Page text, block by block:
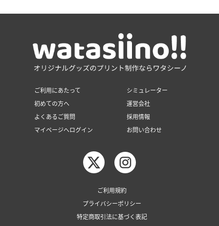
ご利用にあたって
シミュレーター
初めての方へ
運営会社
よくあるご質問
採用情報
マイページへログイン
お問い合わせ
ご利用規約
プライバシーポリシー
特定商取引法に基づく表記